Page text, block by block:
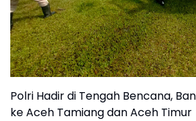
Polri Hadir di Tengah Bencana,
ke Aceh Tamiang dan Aceh Timur